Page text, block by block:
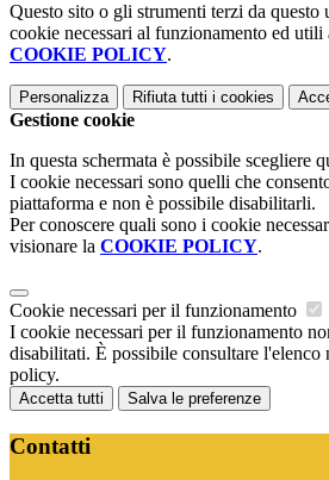
Questo sito o gli strumenti terzi da
cookie necessari al funzionamento ed
COOKIE POLICY.
Personalizza Rifiuta tutti i cookies
Gestione cookie
In questa schermata è possibile scegliere
I cookie necessari sono quelli che
piattaforma e non è possibile disabilitarli.
Per conoscere quali sono i cookie
visionare la COOKIE POLICY.
Cookie necessari per il funzionamento
I cookie necessari per il funzionamento
disabilitati. È possibile consultare l'elenco
policy.
Accetta tutti Salva le preferenze
Contatti